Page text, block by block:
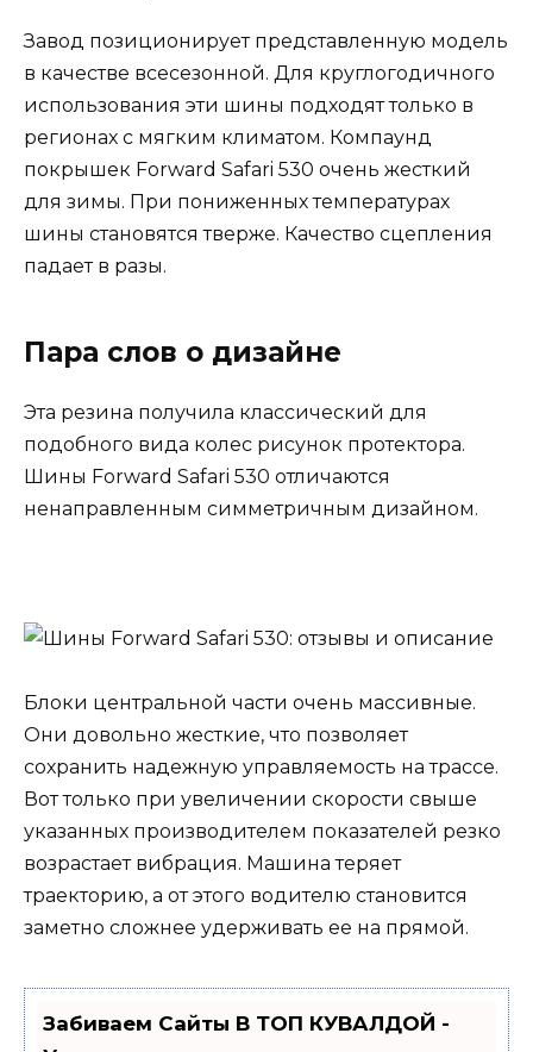
Завод позиционирует представленную модель
в качестве всесезонной. Для круглогодичного
использования эти шины подходят только в
регионах с мягким климатом. Компаунд
покрышек Forward Safari 530 очень жесткий
для зимы. При пониженных температурах
шины становятся тверже. Качество сцепления
падает в разы.
Пара слов о дизайне
Эта резина получила классический для
подобного вида колес рисунок протектора.
Шины Forward Safari 530 отличаются
ненаправленным симметричным дизайном.
Блоки центральной части очень массивные.
Они довольно жесткие, что позволяет
сохранить надежную управляемость на трассе.
Вот только при увеличении скорости свыше
указанных производителем показателей резко
возрастает вибрация. Машина теряет
траекторию, а от этого водителю становится
заметно сложнее удерживать ее на прямой.
Забиваем Сайты В ТОП КУВАЛДОЙ -